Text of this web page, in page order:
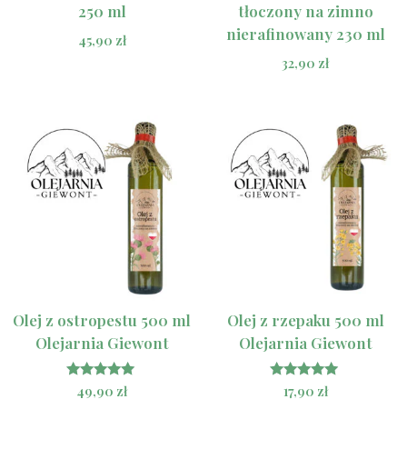
250 ml
45,90 zł
tłoczony na zimno
nierafinowany 230 ml
32,90 zł
Olej z ostropestu 500 ml
Olejarnia Giewont
Oceniono
5.00
49,90 zł
Olej z rzepaku 500 ml
Olejarnia Giewont
Oceniono
5.00
17,90 zł